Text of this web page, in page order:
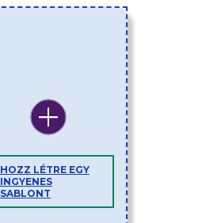
HOZZ LÉTRE EGY
INGYENES
SABLONT